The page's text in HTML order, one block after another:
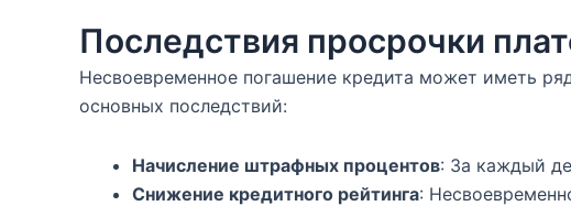
Последствия просрочки
Несвоевременное погашение кредита может иметь
основных последствий:
Начисление штрафных процентов: За каждый
Снижение кредитного рейтинга: